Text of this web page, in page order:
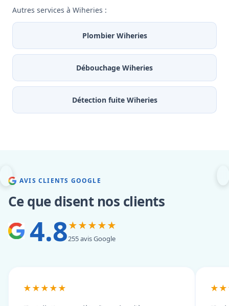
Autres services à Wiheries :
Plombier Wiheries
Débouchage Wiheries
Détection fuite Wiheries
AVIS CLIENTS GOOGLE
Ce que disent nos clients
4.8★★★★★
255 avis Google
★★★★★